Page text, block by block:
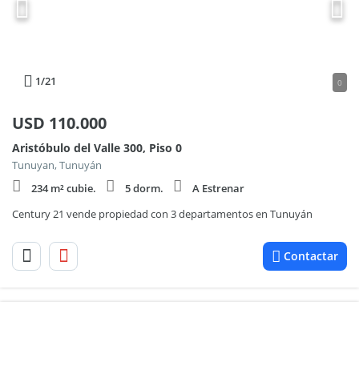
1/21 0
USD 110.000
Aristóbulo del Valle 300, Piso 0
Tunuyan, Tunuyán
234 m² cubie.
5 dorm.
A Estrenar
Century 21 vende propiedad con 3 departamentos en Tunuyán
Contactar